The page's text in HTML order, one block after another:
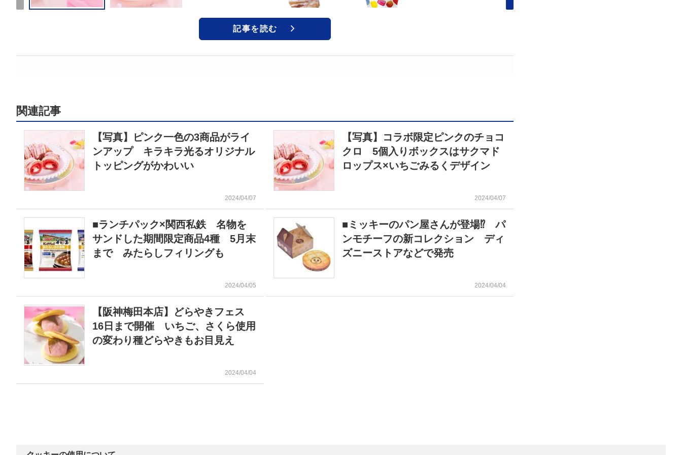
記事を読む
関連記事
【写真】ピンク一色の3商品がライ
ンアップ キラキラ光るオリジナル
トッピングがかわいい
2024/04/07
【写真】コラボ限定ピンクのチョコ
クロ 5個入りボックスはサクマド
ロップス×いちごみるくデザイン
2024/04/07
■ランチパック×関西私鉄 名物を
サンドした期間限定商品4種 5月末
まで みたらしフィリングも
2024/04/05
■ミッキーのパン屋さんが登場⁉ パ
ンモチーフの新コレクション ディ
ズニーストアなどで発売
2024/04/04
【阪神梅田本店】どらやきフェス
16日まで開催 いちご、さくら使用
の変わり種どらやきもお目見え
2024/04/04